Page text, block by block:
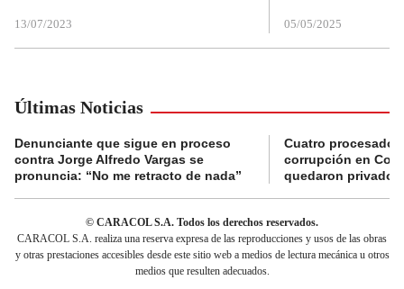
13/07/2023 05/05/2025
Últimas Noticias
Denunciante que sigue en proceso
contra Jorge Alfredo Vargas se
pronuncia: “No me retracto de nada”
Cuatro
corrupción en
quedaron
© CARACOL S.A. Todos los derechos reservados.
CARACOL S.A. realiza una reserva expresa de las reproducciones y usos de las obras
y otras prestaciones accesibles desde este sitio web a medios de lectura mecánica u otros
medios que resulten adecuados.